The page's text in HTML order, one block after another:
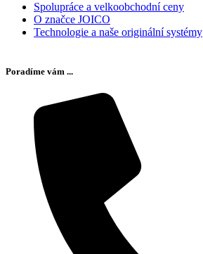
Spolupráce a velkoobchodní ceny
O značce JOICO
Technologie a naše originální systémy
Poradíme vám ...